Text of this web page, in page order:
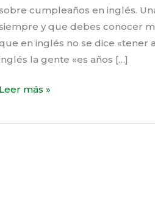
cumpleaños en inglés.
y que debes conocer
en inglés no se dice «tener
la gente «es años […]
Leer más »